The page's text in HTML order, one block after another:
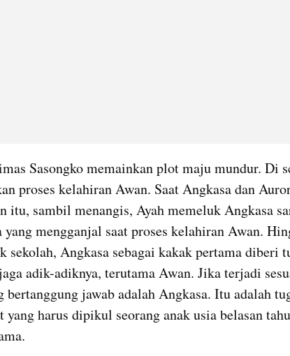
Sasongko memainkan plot maju mundur. Di
proses kelahiran Awan. Saat Angkasa dan
itu, sambil menangis, Ayah memeluk Angkasa
yang mengganjal saat proses kelahiran Awan.
sekolah, Angkasa sebagai kakak pertama diberi
adik-adiknya, terutama Awan. Jika terjadi
bertanggung jawab adalah Angkasa. Itu adalah
yang harus dipikul seorang anak usia belasan